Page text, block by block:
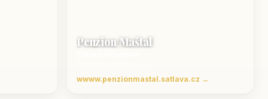
Penzion Maštal
wwww.penzionmastal.satlava.cz →